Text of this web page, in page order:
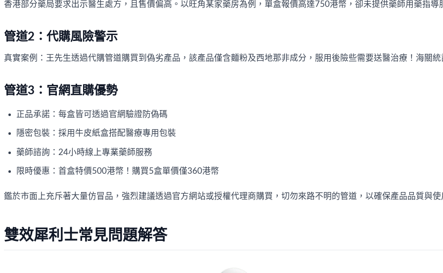
香港部分藥局要求出示醫生處方，且售價偏高。以旺角某家藥房為例，單盒報價高達750港幣，卻未提供藥師用藥指導
管道2：代購風險警示
真實案例：王先生透過代購管道購買到偽劣產品，該產品僅含麵粉及西地那非成分，服用後險些需要送醫治療！海關
管道3：官網直購優勢
正品承諾：每盒皆可透過官網驗證防偽碼
隱密包裝：採用牛皮紙盒搭配醫療專用包裝
藥師諮詢：24小時線上專業藥師服務
限時優惠：首盒特價500港幣！購買5盒單價僅360港幣
鑑於市面上充斥著大量仿冒品，強烈建議透過官方網站或授權代理商購買，切勿來路不明的管道，以確保產品品質與
雙效犀利士常見問題解答